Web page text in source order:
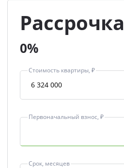
Рассрочка
0%
Стоимость квартиры, ₽
Первоначальный взнос, ₽
Срок, месяцев